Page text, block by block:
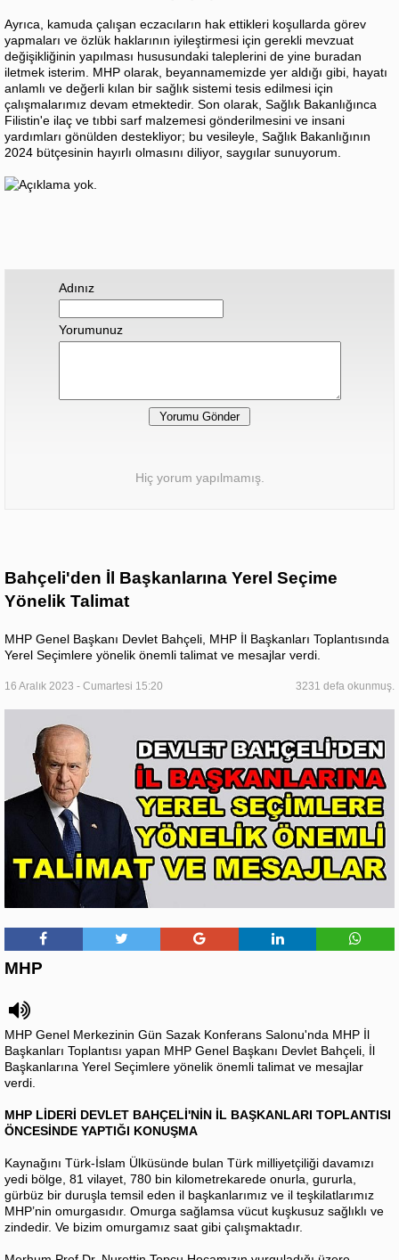
Ayrıca, kamuda çalışan eczacıların hak ettikleri koşullarda görev
yapmaları ve özlük haklarının iyileştirmesi için gerekli mevzuat
değişikliğinin yapılması hususundaki taleplerini de yine buradan
iletmek isterim. MHP olarak, beyannamemizde yer aldığı gibi, hayatı
anlamlı ve değerli kılan bir sağlık sistemi tesis edilmesi için
çalışmalarımız devam etmektedir. Son olarak, Sağlık Bakanlığınca
Filistin'e ilaç ve tıbbi sarf malzemesi gönderilmesini ve insani
yardımları gönülden destekliyor; bu vesileyle, Sağlık Bakanlığının
2024 bütçesinin hayırlı olmasını diliyor, saygılar sunuyorum.
Adınız
Yorumunuz
Hiç yorum yapılmamış.
Bahçeli'den İl Başkanlarına Yerel Seçime
Yönelik Talimat
MHP Genel Başkanı Devlet Bahçeli, MHP İl Başkanları Toplantısında
Yerel Seçimlere yönelik önemli talimat ve mesajlar verdi.
16 Aralık 2023 - Cumartesi 15:20 3231 defa okunmuş.
MHP
MHP Genel Merkezinin Gün Sazak Konferans Salonu'nda MHP İl
Başkanları Toplantısı yapan MHP Genel Başkanı Devlet Bahçeli, İl
Başkanlarına Yerel Seçimlere yönelik önemli talimat ve mesajlar
verdi.
MHP LİDERİ DEVLET BAHÇELİ'NİN İL BAŞKANLARI TOPLANTISI
ÖNCESİNDE YAPTIĞI KONUŞMA
Kaynağını Türk-İslam Ülküsünde bulan Türk milliyetçiliği davamızı
yedi bölge, 81 vilayet, 780 bin kilometrekarede onurla, gururla,
gürbüz bir duruşla temsil eden il başkanlarımız ve il teşkilatlarımız
MHP’nin omurgasıdır. Omurga sağlamsa vücut kuşkusuz sağlıklı ve
zindedir. Ve bizim omurgamız saat gibi çalışmaktadır.